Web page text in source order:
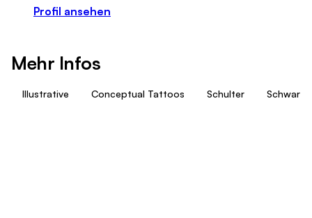
Profil ansehen
Mehr Infos
Illustrative Conceptual Tattoos Schulter Schwarz